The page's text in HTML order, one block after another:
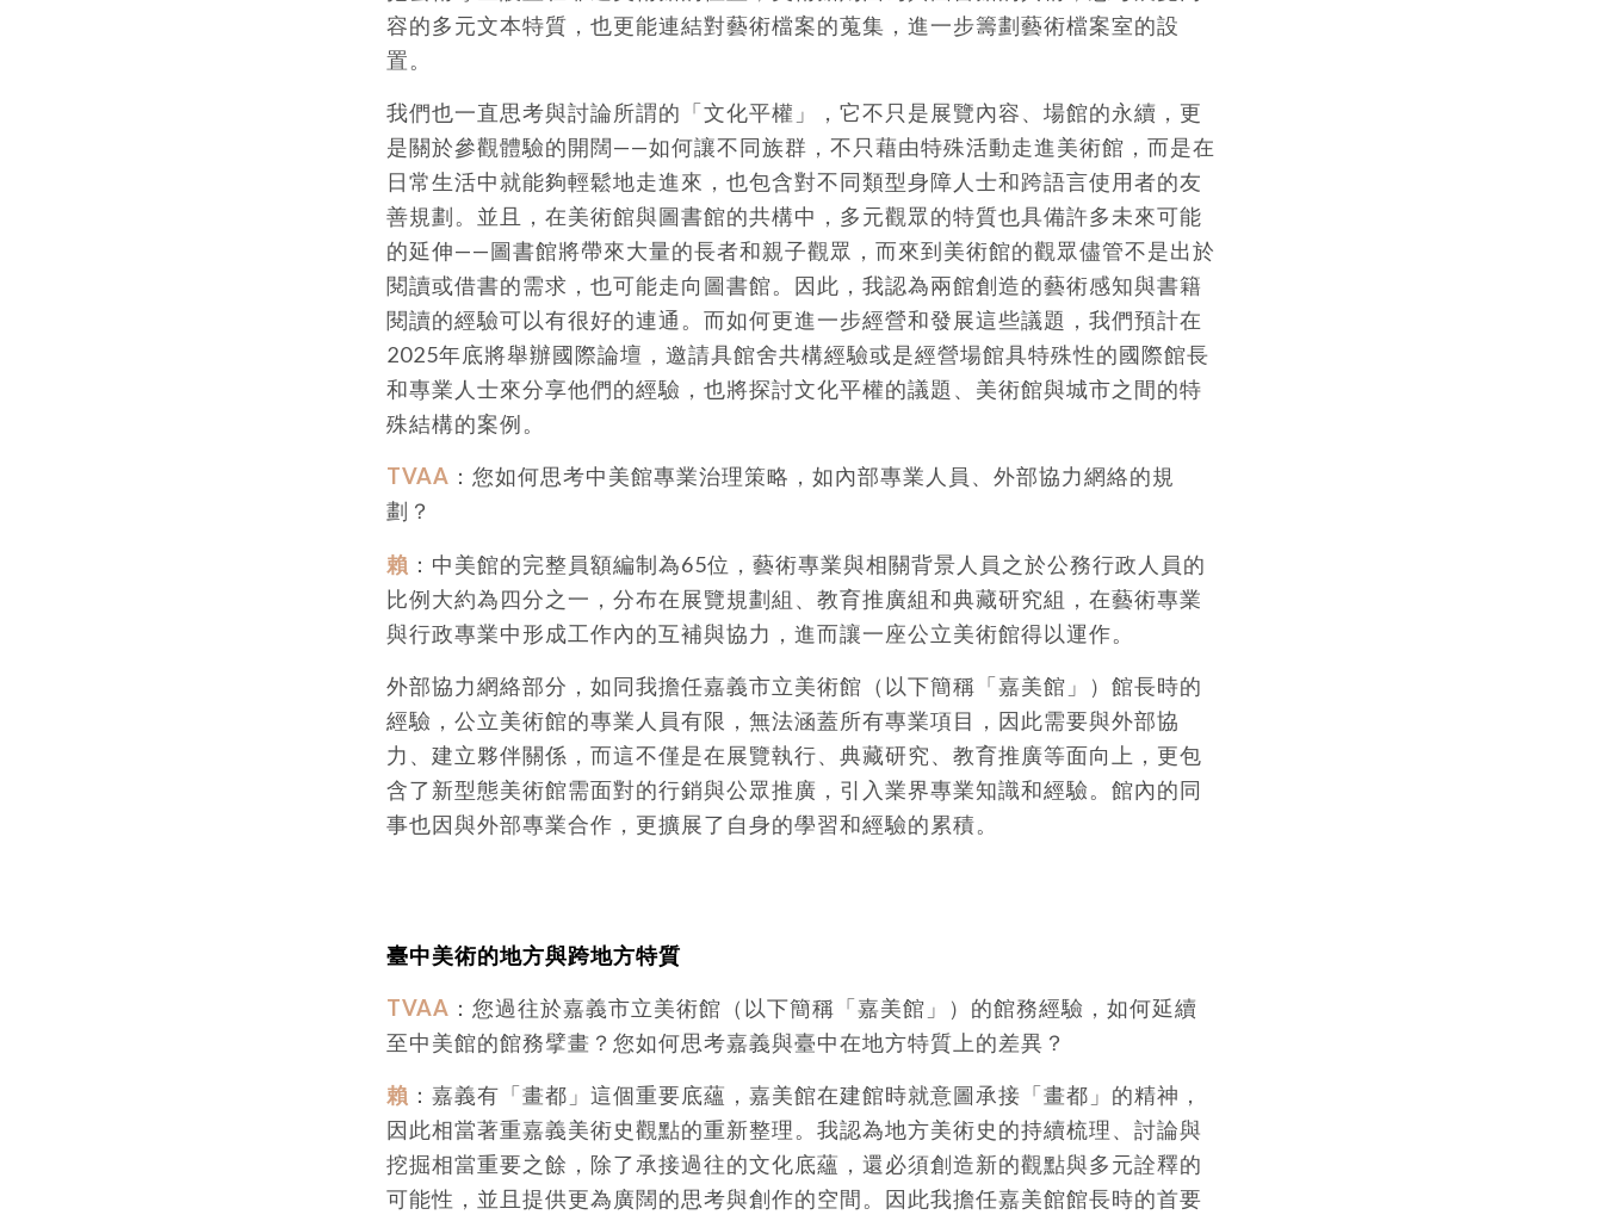
容的多元文本特質，也更能連結對藝術檔案的蒐集，進一步籌劃藝術檔案室的設
置。
我們也一直思考與討論所謂的「文化平權」，它不只是展覽內容、場館的永續，更
是關於參觀體驗的開闊——如何讓不同族群，不只藉由特殊活動走進美術館，而是在
日常生活中就能夠輕鬆地走進來，也包含對不同類型身障人士和跨語言使用者的友
善規劃。並且，在美術館與圖書館的共構中，多元觀眾的特質也具備許多未來可能
的延伸——圖書館將帶來大量的長者和親子觀眾，而來到美術館的觀眾儘管不是出於
閱讀或借書的需求，也可能走向圖書館。因此，我認為兩館創造的藝術感知與書籍
閱讀的經驗可以有很好的連通。而如何更進一步經營和發展這些議題，我們預計在
2025年底將舉辦國際論壇，邀請具館舍共構經驗或是經營場館具特殊性的國際館長
和專業人士來分享他們的經驗，也將探討文化平權的議題、美術館與城市之間的特
殊結構的案例。
TVAA ：您如何思考中美館專業治理策略，如內部專業人員、外部協力網絡的規
劃？
賴 ：中美館的完整員額編制為65位，藝術專業與相關背景人員之於公務行政人員的
比例大約為四分之一，分布在展覽規劃組、教育推廣組和典藏研究組，在藝術專業
與行政專業中形成工作內的互補與協力，進而讓一座公立美術館得以運作。
外部協力網絡部分，如同我擔任嘉義市立美術館（以下簡稱「嘉美館」）館長時的
經驗，公立美術館的專業人員有限，無法涵蓋所有專業項目，因此需要與外部協
力、建立夥伴關係，而這不僅是在展覽執行、典藏研究、教育推廣等面向上，更包
含了新型態美術館需面對的行銷與公眾推廣，引入業界專業知識和經驗。館內的同
事也因與外部專業合作，更擴展了自身的學習和經驗的累積。
臺中美術的地方與跨地方特質
TVAA ：您過往於嘉義市立美術館（以下簡稱「嘉美館」）的館務經驗，如何延續
至中美館的館務擘畫？您如何思考嘉義與臺中在地方特質上的差異？
賴 ：嘉義有「畫都」這個重要底蘊，嘉美館在建館時就意圖承接「畫都」的精神，
因此相當著重嘉義美術史觀點的重新整理。我認為地方美術史的持續梳理、討論與
挖掘相當重要之餘，除了承接過往的文化底蘊，還必須創造新的觀點與多元詮釋的
可能性，並且提供更為廣闊的思考與創作的空間。因此我擔任嘉美館館長時的首要